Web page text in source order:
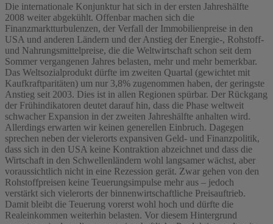
Die internationale Konjunktur hat sich in der ersten Jahreshälfte
2008 weiter abgekühlt. Offenbar machen sich die
Finanzmarktturbulenzen, der Verfall der Immobilienpreise in den
USA und anderen Ländern und der Anstieg der Energie-, Rohstoff-
und Nahrungsmittelpreise, die die Weltwirtschaft schon seit dem
Sommer vergangenen Jahres belasten, mehr und mehr bemerkbar.
Das Weltsozialprodukt dürfte im zweiten Quartal (gewichtet mit
Kaufkraftparitäten) um nur 3,8% zugenommen haben, der geringste
Anstieg seit 2003. Dies ist in allen Regionen spürbar. Der Rückgang
der Frühindikatoren deutet darauf hin, dass die Phase weltweit
schwacher Expansion in der zweiten Jahreshälfte anhalten wird.
Allerdings erwarten wir keinen generellen Einbruch. Dagegen
sprechen neben der vielerorts expansiven Geld- und Finanzpolitik,
dass sich in den USA keine Kontraktion abzeichnet und dass die
Wirtschaft in den Schwellenländern wohl langsamer wächst, aber
voraussichtlich nicht in eine Rezession gerät. Zwar gehen von den
Rohstoffpreisen keine Teuerungsimpulse mehr aus – jedoch
verstärkt sich vielerorts der binnenwirtschaftliche Preisauftrieb.
Damit bleibt die Teuerung vorerst wohl hoch und dürfte die
Realeinkommen weiterhin belasten. Vor diesem Hintergrund